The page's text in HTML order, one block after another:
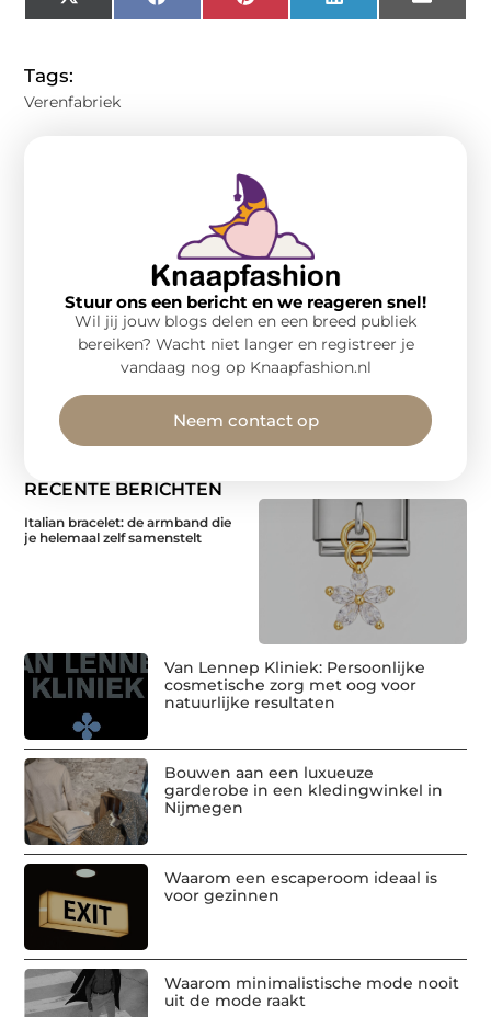
(Twitter)
Tags:
Verenfabriek
RECENTE BERICHTEN
Italian bracelet: de armband die
je helemaal zelf samenstelt
Van Lennep Kliniek: Persoonlijke
cosmetische zorg met oog voor
natuurlijke resultaten
Bouwen aan een luxueuze
garderobe in een kledingwinkel in
Nijmegen
Waarom een escaperoom ideaal is
voor gezinnen
Waarom minimalistische mode nooit
uit de mode raakt
Stuur ons een bericht en we reageren snel!
Wil jij jouw blogs delen en een breed publiek
bereiken? Wacht niet langer en registreer je
vandaag nog op Knaapfashion.nl
Neem contact op